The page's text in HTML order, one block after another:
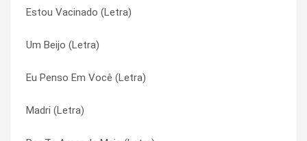
Estou Vacinado (Letra)
Um Beijo (Letra)
Eu Penso Em Você (Letra)
Madri (Letra)
O Amor Não Sai (Letra)
Morro de Saudade (Letra)
Mágica do Amor (Letra)
Madri (Letra)
Eu Tenho Medo (Letra)
Fica Combinado Assim (Letra)
Madri (Letra)
Mágica do Amor (Letra)